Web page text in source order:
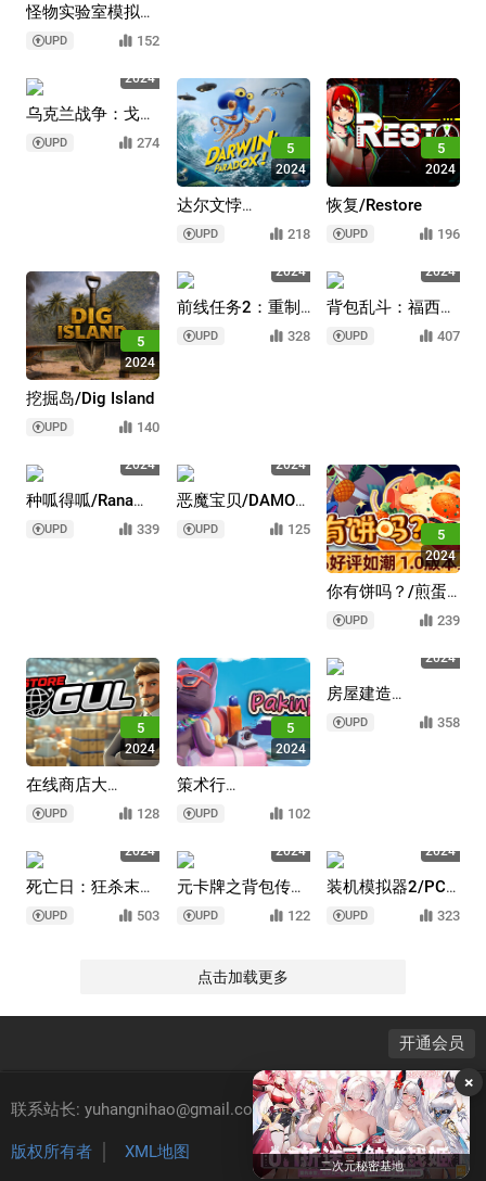
怪物实验室模拟
器/Monster Lab
Simulator
UPD 152
2024
乌克兰战争：戈斯
托梅尔英
雄/Ukrainian
UPD 274 5
2024
达尔文悖
论/Darwin's
Paradox!
UPD 218
5
2024
恢复/Restore
UPD 196
5
2024
挖掘岛/Dig Island
UPD 140
2024
前线任务2：重制
版/FRONT
MISSION 2:
UPD 328
2024
背包乱斗：福西法
的宝藏/Backpack
Battles
UPD 407
2024
种呱得呱/Rana
Card
UPD 339
2024
恶魔宝贝/DAMON
and BABY
UPD 125 5
2024
你有饼吗？/煎蛋
卷由你做/Omelet
You Cook
UPD 239
5
2024
在线商店大
亨/Webstore
Mogul
UPD 128
5
2024
策术行
囊/Pakinpaks
UPD 102
2024
房屋建造
者/House Builder
UPD 358
2024
死亡日：狂杀末
路/Deadly Days:
Roadtrip
UPD 503
2024
元卡牌之背包传
说/Meta Card
Backpack Legend
UPD 122
2024
装机模拟器2/PC
Building Simulator
2
UPD 323
点击加载更多
开通会员
联系站长: yuhangnihao@gmail.com
版权所有者 XML地图
×
二次元秘密基地